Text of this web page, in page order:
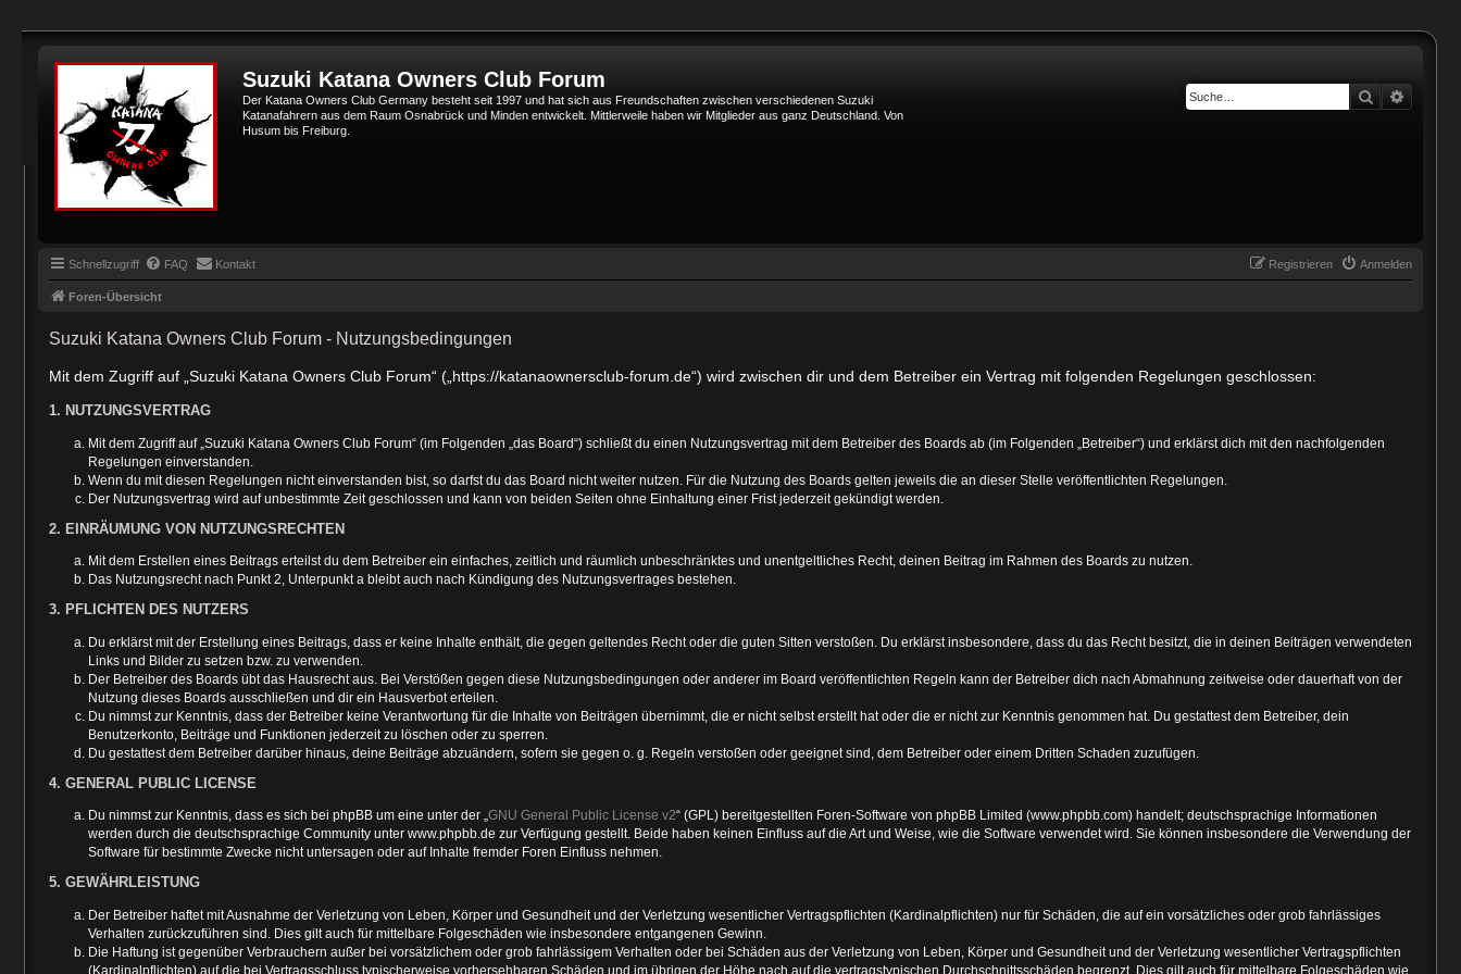
Suzuki Katana Owners Club Forum
Der Katana Owners Club Germany besteht seit 1997 und hat sich aus Freundschaften zwischen verschiedenen Suzuki
Katanafahrern aus dem Raum Osnabrück und Minden entwickelt. Mittlerweile haben wir Mitglieder aus ganz Deutschland. Von
Husum bis Freiburg.
Suche
Schnellzugriff FAQ Kontakt Anmelden
Registrieren
Foren-Übersicht
Suzuki Katana Owners Club Forum - Nutzungsbedingungen
Mit dem Zugriff auf „Suzuki Katana Owners Club Forum“ („https://katanaownersclub-forum.de“) wird zwischen dir und dem Betreiber ein Vertrag mit folgenden Regelungen geschlossen:
1. NUTZUNGSVERTRAG
Mit dem Zugriff auf „Suzuki Katana Owners Club Forum“ (im Folgenden „das Board“) schließt du einen Nutzungsvertrag mit dem Betreiber des Boards ab (im Folgenden „Betreiber“) und erklärst dich mit den nachfolgenden
Regelungen einverstanden.
Wenn du mit diesen Regelungen nicht einverstanden bist, so darfst du das Board nicht weiter nutzen. Für die Nutzung des Boards gelten jeweils die an dieser Stelle veröffentlichten Regelungen.
Der Nutzungsvertrag wird auf unbestimmte Zeit geschlossen und kann von beiden Seiten ohne Einhaltung einer Frist jederzeit gekündigt werden.
2. EINRÄUMUNG VON NUTZUNGSRECHTEN
Mit dem Erstellen eines Beitrags erteilst du dem Betreiber ein einfaches, zeitlich und räumlich unbeschränktes und unentgeltliches Recht, deinen Beitrag im Rahmen des Boards zu nutzen.
Das Nutzungsrecht nach Punkt 2, Unterpunkt a bleibt auch nach Kündigung des Nutzungsvertrages bestehen.
3. PFLICHTEN DES NUTZERS
Du erklärst mit der Erstellung eines Beitrags, dass er keine Inhalte enthält, die gegen geltendes Recht oder die guten Sitten verstoßen. Du erklärst insbesondere, dass du das Recht besitzt, die in deinen Beiträgen verwendeten
Links und Bilder zu setzen bzw. zu verwenden.
Der Betreiber des Boards übt das Hausrecht aus. Bei Verstößen gegen diese Nutzungsbedingungen oder anderer im Board veröffentlichten Regeln kann der Betreiber dich nach Abmahnung zeitweise oder dauerhaft von der
Nutzung dieses Boards ausschließen und dir ein Hausverbot erteilen.
Du nimmst zur Kenntnis, dass der Betreiber keine Verantwortung für die Inhalte von Beiträgen übernimmt, die er nicht selbst erstellt hat oder die er nicht zur Kenntnis genommen hat. Du gestattest dem Betreiber, dein
Benutzerkonto, Beiträge und Funktionen jederzeit zu löschen oder zu sperren.
Du gestattest dem Betreiber darüber hinaus, deine Beiträge abzuändern, sofern sie gegen o. g. Regeln verstoßen oder geeignet sind, dem Betreiber oder einem Dritten Schaden zuzufügen.
4. GENERAL PUBLIC LICENSE
Du nimmst zur Kenntnis, dass es sich bei phpBB um eine unter der „GNU General Public License v2“ (GPL) bereitgestellten Foren-Software von phpBB Limited (www.phpbb.com) handelt; deutschsprachige Informationen
werden durch die deutschsprachige Community unter www.phpbb.de zur Verfügung gestellt. Beide haben keinen Einfluss auf die Art und Weise, wie die Software verwendet wird. Sie können insbesondere die Verwendung der
Software für bestimmte Zwecke nicht untersagen oder auf Inhalte fremder Foren Einfluss nehmen.
5. GEWÄHRLEISTUNG
Der Betreiber haftet mit Ausnahme der Verletzung von Leben, Körper und Gesundheit und der Verletzung wesentlicher Vertragspflichten (Kardinalpflichten) nur für Schäden, die auf ein vorsätzliches oder grob fahrlässiges
Verhalten zurückzuführen sind. Dies gilt auch für mittelbare Folgeschäden wie insbesondere entgangenen Gewinn.
Die Haftung ist gegenüber Verbrauchern außer bei vorsätzlichem oder grob fahrlässigem Verhalten oder bei Schäden aus der Verletzung von Leben, Körper und Gesundheit und der Verletzung wesentlicher Vertragspflichten
(Kardinalpflichten) auf die bei Vertragsschluss typischerweise vorhersehbaren Schäden und im übrigen der Höhe nach auf die vertragstypischen Durchschnittsschäden begrenzt. Dies gilt auch für mittelbare Folgeschäden wie